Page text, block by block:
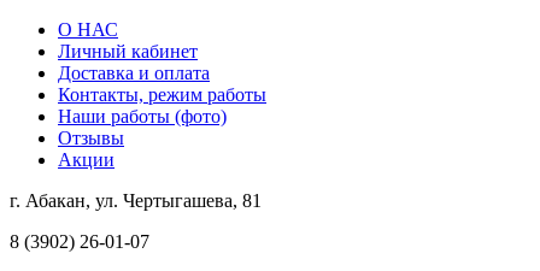
О НАС
Личный кабинет
Доставка и оплата
Контакты, режим работы
Наши работы (фото)
Отзывы
Акции
г. Абакан, ул. Чертыгашева, 81
8 (3902) 26-01-07